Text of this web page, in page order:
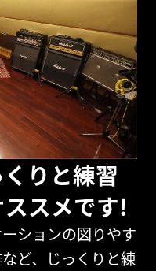
りと練習
スメです!
ションの図りやす
ど、じっくりと練